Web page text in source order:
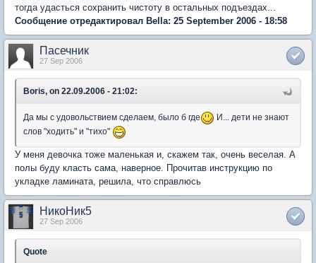
тогда удасться сохранить чистоту в остальных подъездах...
Сообщение отредактировал Bella: 25 September 2006 - 18:58
Пасечник
27 Sep 2006
Boris, on 22.09.2006 - 21:02:
Да мы с удовольствием сделаем, было б где
И... дети не знают
слов "ходить" и "тихо"
У меня девочка тоже маленькая и, скажем так, очень веселая. А
полы буду класть сама, наверное. Прочитав инструкцию по
укладке ламината, решила, что справлюсь
НикоНик5
27 Sep 2006
Quote